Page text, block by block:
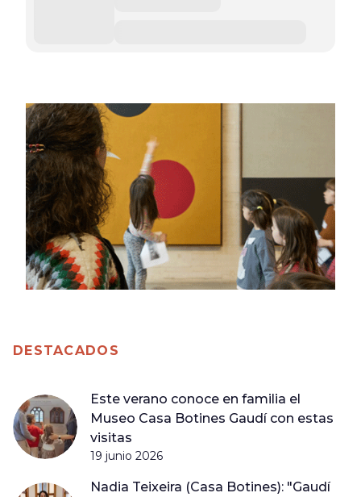
DESTACADOS
Este verano conoce en familia el
Museo Casa Botines Gaudí con estas
visitas
19 junio 2026
Nadia Teixeira (Casa Botines): "Gaudí